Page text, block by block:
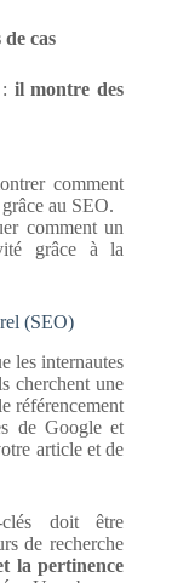
de cas
il montre des
comment
au SEO.
comment un
grâce à la
(SEO)
les internautes
cherchent une
référencement
de Google et
article et de
doit être
de recherche
la pertinence